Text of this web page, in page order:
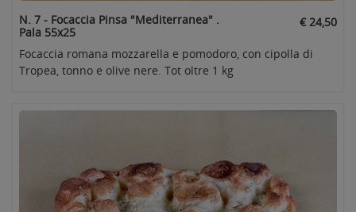
N. 7 - Focaccia Pinsa "Mediterranea" .
Pala 55x25
€ 24,50
Focaccia romana mozzarella e pomodoro, con cipolla di
Tropea, tonno e olive nere. Tot oltre 1 kg